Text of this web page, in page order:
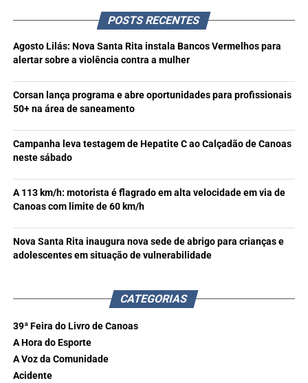
POSTS RECENTES
Agosto Lilás: Nova Santa Rita instala Bancos Vermelhos para
alertar sobre a violência contra a mulher
Corsan lança programa e abre oportunidades para profissionais
50+ na área de saneamento
Campanha leva testagem de Hepatite C ao Calçadão de Canoas
neste sábado
A 113 km/h: motorista é flagrado em alta velocidade em via de
Canoas com limite de 60 km/h
Nova Santa Rita inaugura nova sede de abrigo para crianças e
adolescentes em situação de vulnerabilidade
CATEGORIAS
39ª Feira do Livro de Canoas
A Hora do Esporte
A Voz da Comunidade
Acidente